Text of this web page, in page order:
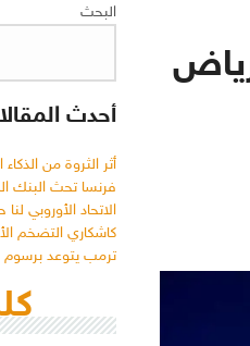
البحث
أحدث
أثر الثروة من
فرنسا تحث البنك
الاتحاد الأوروبي
كاشكاري التضخم
ترمب يتوعد برسوم جمركية 100% على فارضي